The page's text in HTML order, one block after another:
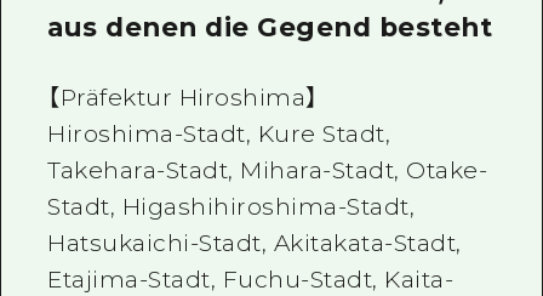
aus denen die Gegend besteht
【Präfektur Hiroshima】
Hiroshima-Stadt, Kure Stadt,
Takehara-Stadt, Mihara-Stadt, Otake-
Stadt, Higashihiroshima-Stadt,
Hatsukaichi-Stadt, Akitakata-Stadt,
Etajima-Stadt, Fuchu-Stadt, Kaita-